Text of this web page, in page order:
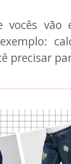
vocês
precisar